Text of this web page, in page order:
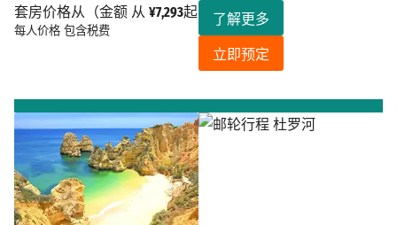
套房价格从（金额 从 ¥7,293起
每人价格 包含税费
了解更多
立即预定